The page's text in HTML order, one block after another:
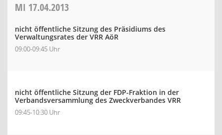
MI 17.04.2013
nicht öffentliche Sitzung des Präsidiums des
Verwaltungsrates der VRR AöR
09:00-09:45 Uhr
nicht öffentliche Sitzung der FDP-Fraktion in der
Verbandsversammlung des Zweckverbandes VRR
09:45-10:30 Uhr